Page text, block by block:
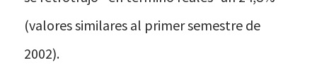
(valores similares al primer semestre de
2002).